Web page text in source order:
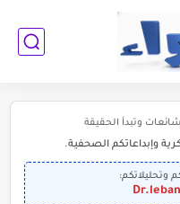
وتبدأ الحقيقة
وإبداعاتكم الصحفية.
وتحليلاتكم: